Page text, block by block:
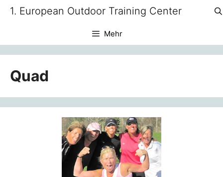
Zum1. European Outdoor Training Center
Mehr
Quad